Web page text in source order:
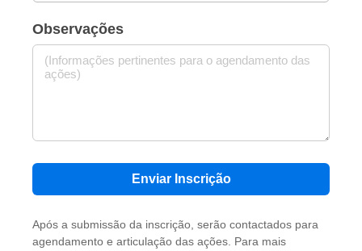
Observações
Enviar Inscrição
Após a submissão da inscrição, serão contactados para
agendamento e articulação das ações. Para mais